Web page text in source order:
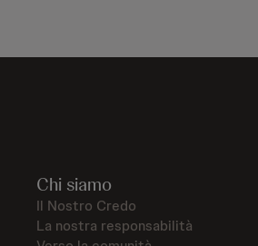
Chi siamo
Il Nostro Credo
La nostra responsabilità